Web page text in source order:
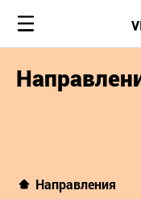
Направления